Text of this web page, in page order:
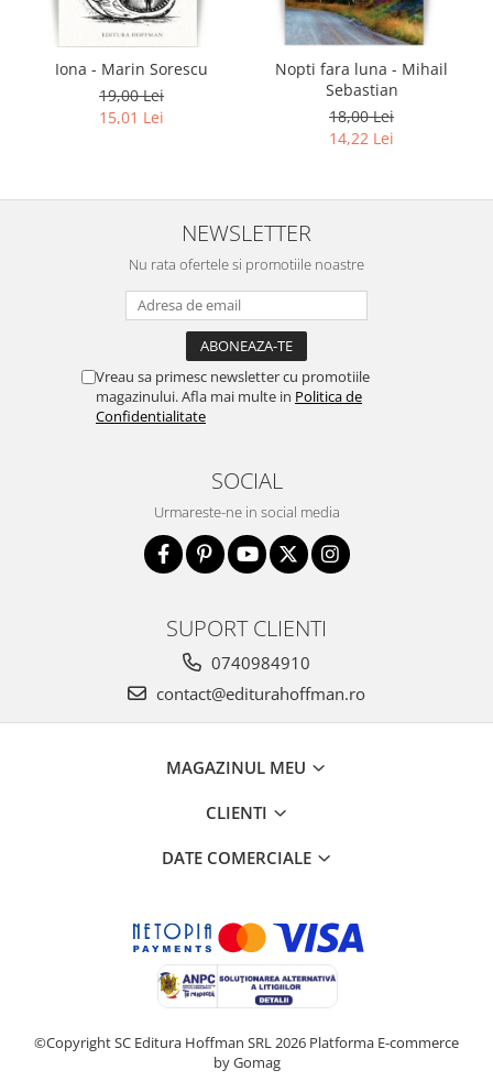
Iona - Marin Sorescu
19,00 Lei
15,01 Lei
Nopti fara luna - Mihail
Sebastian
18,00 Lei
14,22 Lei
NEWSLETTER
Nu rata ofertele si promotiile noastre
Vreau sa primesc newsletter cu promotiile
magazinului. Afla mai multe in Politica de
Confidentialitate
SOCIAL
Urmareste-ne in social media
SUPORT CLIENTI
0740984910
contact@editurahoffman.ro
MAGAZINUL MEU
CLIENTI
DATE COMERCIALE
©Copyright SC Editura Hoffman SRL 2026 Platforma E-commerce
by Gomag